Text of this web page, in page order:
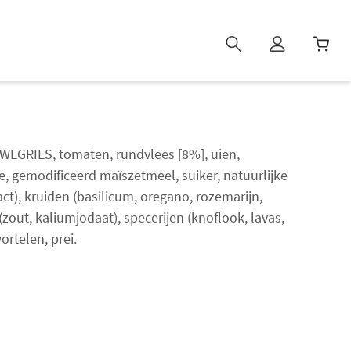
tomaten, rundvlees [8%], uien,
gemodificeerd maïszetmeel, suiker, natuurlijke
kruiden (basilicum, oregano, rozemarijn,
kaliumjodaat), specerijen (knoflook, lavas,
prei.